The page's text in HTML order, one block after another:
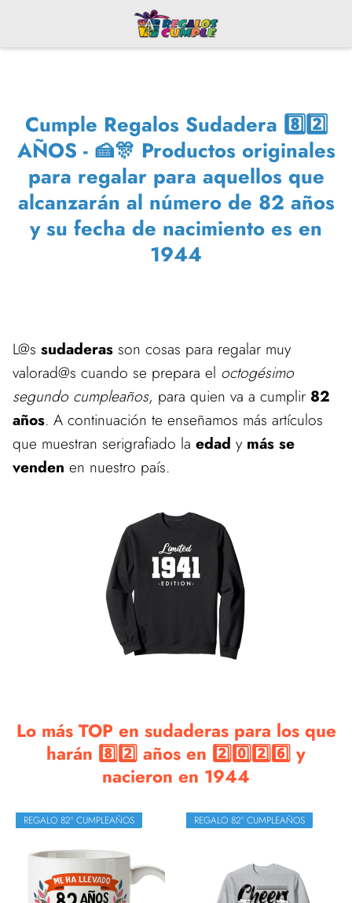
Cumple Regalos Sudadera 8️⃣2️⃣
AÑOS - 🍰🎊 Productos originales
para regalar para aquellos que
alcanzarán al número de 82 años
y su fecha de nacimiento es en
1944
L@s sudaderas son cosas para regalar muy
valorad@s cuando se prepara el octogésimo
segundo cumpleaños, para quien va a cumplir 82
años. A continuación te enseñamos más artículos
que muestran serigrafiado la edad y más se
venden en nuestro país.
Lo más TOP en sudaderas para los que
harán 8️⃣2️⃣ años en 2️⃣0️⃣2️⃣6️⃣ y
nacieron en 1944
REGALO 82º CUMPLEAÑOS REGALO 82º CUMPLEAÑOS